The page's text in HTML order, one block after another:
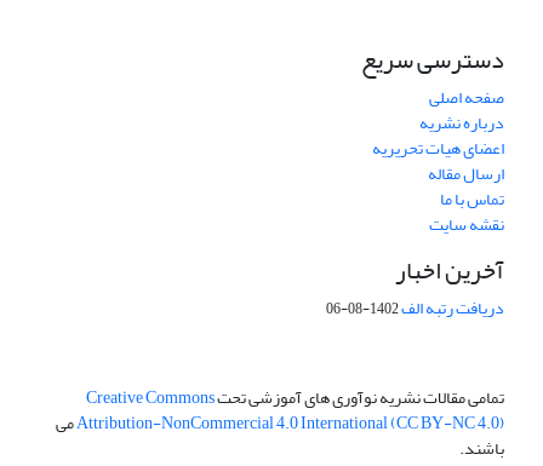
دسترسی سریع
صفحه اصلی
درباره نشریه
اعضای هیات تحریریه
ارسال مقاله
تماس با ما
نقشه سایت
آخرین اخبار
دریافت رتبه الف1402-08-06
تمامی مقالات نشریه نوآوری های آموزشی تحتCreative Commons
Attribution-NonCommercial 4.0 International (CC BY-NC 4.0)می
باشند.